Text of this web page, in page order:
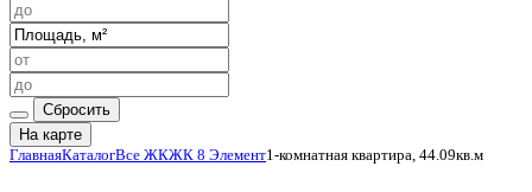
Сбросить
На карте